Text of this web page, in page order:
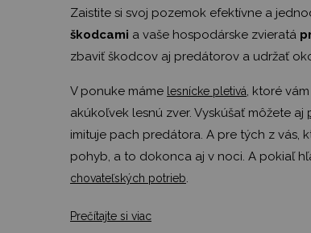
Zaistite si svoj pozemok efektívne a
škodcami a vaše hospodárske zvieratá
zbaviť škodcov aj predátorov a udržať
V ponuke máme lesnícke pletivá, ktoré
akúkoľvek lesnú zver. Vyskúšať môžete aj
imituje pach predátora. A pre tých z
pohyb, a to dokonca aj v noci. A pokiaľ
chovateľských potrieb.
Prečítajte si viac